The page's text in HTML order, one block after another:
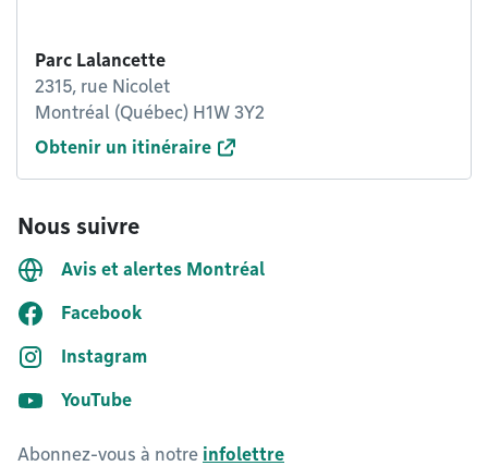
Parc Lalancette
2315, rue Nicolet
Montréal (Québec) H1W 3Y2
Obtenir un itinéraire
Nous suivre
Avis et alertes Montréal
Facebook
Instagram
YouTube
Abonnez-vous à notre infolettre